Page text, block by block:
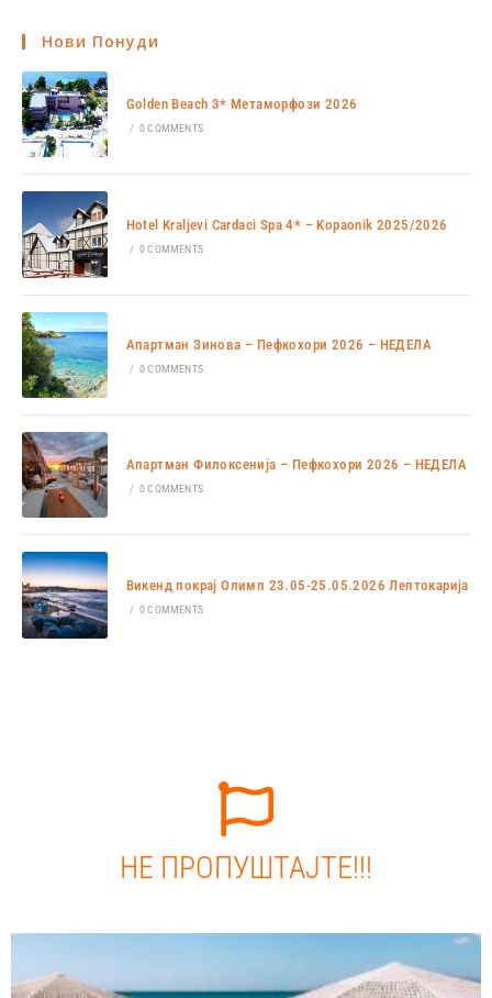
Нови Понуди
Golden Beach 3* Метаморфози 2026
/ 0 COMMENTS
Hotel Kraljevi Cardaci Spa 4* – Kopaonik 2025/2026
/ 0 COMMENTS
Апартман Зинова – Пефкохори 2026 – НЕДЕЛА
/ 0 COMMENTS
Апартман Филоксенија – Пефкохори 2026 – НЕДЕЛА
/ 0 COMMENTS
Викенд покрај Олимп 23.05-25.05.2026 Лептокарија
/ 0 COMMENTS
НЕ ПРОПУШТАЈТЕ!!!